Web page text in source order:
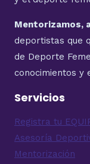
Mentorizamos,
deportistas que
de Deporte
conocimientos y
Servicios
Registra tu
Asesoría
Mentorización